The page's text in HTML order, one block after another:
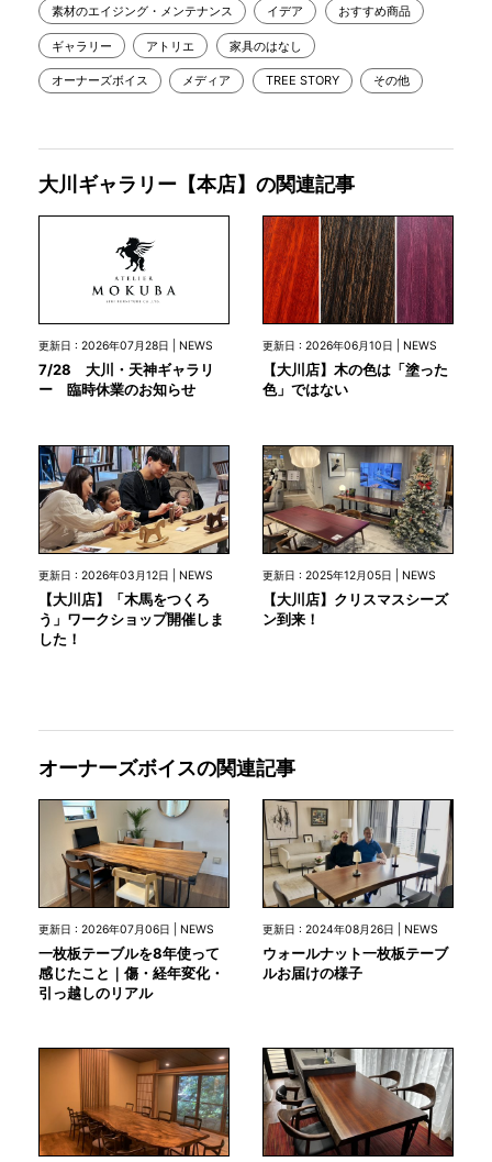
素材のエイジング・メンテナンス イデア おすすめ商品
ギャラリー アトリエ 家具のはなし
オーナーズボイス メディア TREE STORY その他
大川ギャラリー【本店】の関連記事
更新日 : 2026年07月28日 | NEWS
7/28 大川・天神ギャラリ
ー 臨時休業のお知らせ
更新日 : 2026年06月10日 | NEWS
【大川店】木の色は「塗った
色」ではない
更新日 : 2026年03月12日 | NEWS
【大川店】「木馬をつくろ
う」ワークショップ開催しま
した！
更新日 : 2025年12月05日 | NEWS
【大川店】クリスマスシーズ
ン到来！
オーナーズボイスの関連記事
更新日 : 2026年07月06日 | NEWS
一枚板テーブルを8年使って
感じたこと｜傷・経年変化・
引っ越しのリアル
更新日 : 2024年08月26日 | NEWS
ウォールナット一枚板テーブ
ルお届けの様子